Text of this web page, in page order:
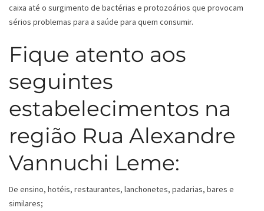
caixa até o surgimento de bactérias e protozoários que provocam
sérios problemas para a saúde para quem consumir.
Fique atento aos
seguintes
estabelecimentos na
região Rua Alexandre
Vannuchi Leme:
De ensino, hotéis, restaurantes, lanchonetes, padarias, bares e
similares;